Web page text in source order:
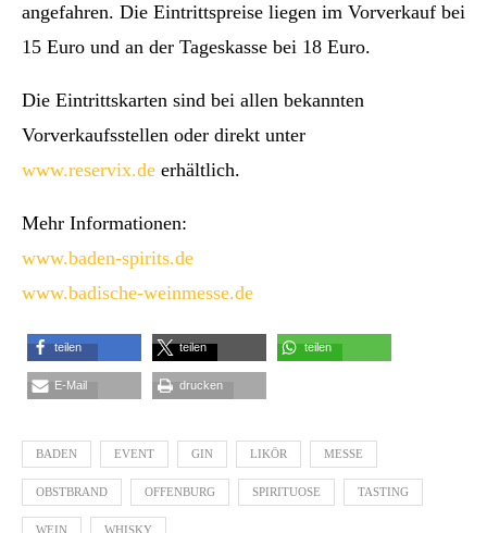
angefahren. Die Eintrittspreise liegen im Vorverkauf bei
15 Euro und an der Tageskasse bei 18 Euro.
Die Eintrittskarten sind bei allen bekannten
Vorverkaufsstellen oder direkt unter
www.reservix.de erhältlich.
Mehr Informationen:
www.baden-spirits.de
www.badische-weinmesse.de
teilen teilen teilen
E-Mail drucken
BADEN EVENT GIN LIKÖR MESSE
OBSTBRAND OFFENBURG SPIRITUOSE TASTING
WEIN WHISKY